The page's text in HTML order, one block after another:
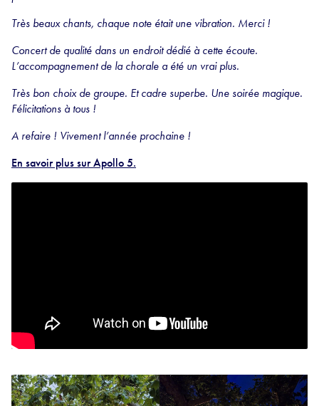
Très beaux chants, chaque note était une vibration. Merci !
Concert de qualité dans un endroit dédié à cette écoute.
L’accompagnement de la chorale a été un vrai plus.
Très bon choix de groupe. Et cadre superbe. Une soirée magique.
Félicitations à tous !
A refaire ! Vivement l’année prochaine !
En savoir plus sur Apollo 5.